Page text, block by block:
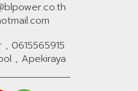
, 0615565915
, Apekiraya